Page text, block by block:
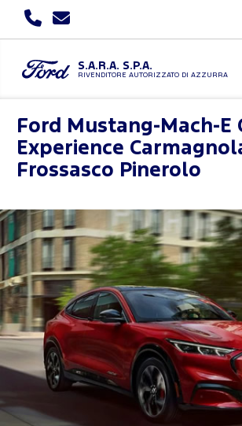
S.A.R.A. S.P.A.
RIVENDITORE AUTORIZZATO DI AZZURRA
Ford Mustang-Mach-E
Experience
Frossasco Pinerolo